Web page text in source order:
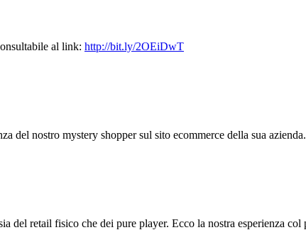
al link: http://bit.ly/2OEiDwT
del nostro mystery shopper sul sito ecommerce della sua azienda.
del retail fisico che dei pure player. Ecco la nostra esperienza